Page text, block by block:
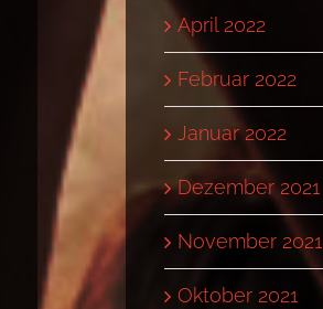
April 2022
Februar 2022
Januar 2022
Dezember 2021
November 2021
Oktober 2021